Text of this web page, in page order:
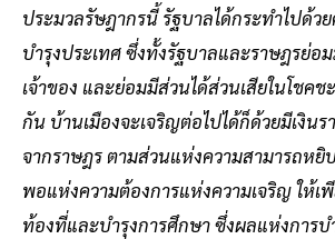
ประมวลรัษฎากรนี้ รัฐบาลได้กระทำไปด้ว
บำรุงประเทศ ซึ่งทั้งรัฐบาลและราษฎรย่อ
เจ้าของ และย่อมมีส่วนได้ส่วนเสียในโชคช
กัน บ้านเมืองจะเจริญต่อไปได้ก็ด้วยมีเงินร
จากราษฎร ตามส่วนแห่งความสามารถหยิ
พอแห่งความต้องการแห่งความเจริญ ให้เ
ท้องที่และบำรุงการศึกษา ซึ่งผลแห่งการ